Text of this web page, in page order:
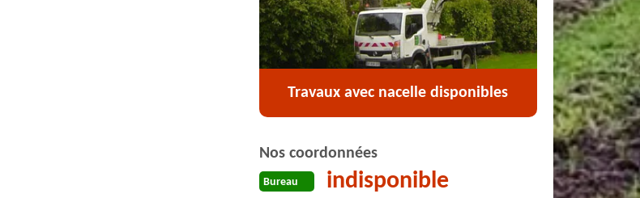
Travaux avec nacelle disponibles
Nos coordonnées
Bureau indisponible